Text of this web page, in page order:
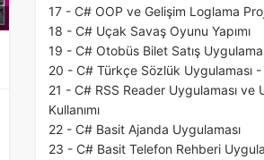
17 - C# OOP ve Gelişim Loglama
18 - C# Uçak Savaş Oyunu Yapımı
19 - C# Otobüs Bilet Satış
20 - C# Türkçe Sözlük Uygulaması -
21 - C# RSS Reader Uygulaması ve
Kullanımı
22 - C# Basit Ajanda Uygulaması
23 - C# Basit Telefon Rehberi